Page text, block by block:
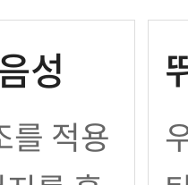
성
를 적용